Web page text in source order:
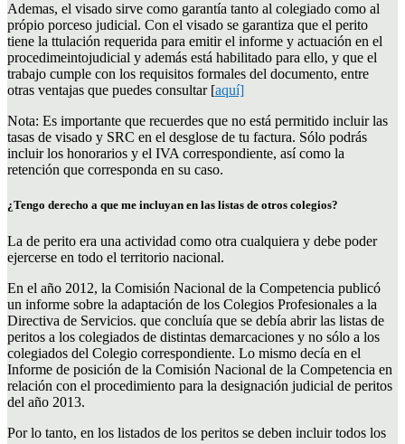
Ademas, el visado sirve como garantía tanto al colegiado como al
própio porceso judicial. Con el visado se garantiza que el perito
tiene la ttulación requerida para emitir el informe y actuación en el
procedimeintojudicial y además está habilitado para ello, y que el
trabajo cumple con los requisitos formales del documento, entre
otras ventajas que puedes consultar [aquí]
Nota: Es importante que recuerdes que no está permitido incluir las
tasas de visado y SRC en el desglose de tu factura. Sólo podrás
incluir los honorarios y el IVA correspondiente, así como la
retención que corresponda en su caso.
¿Tengo derecho a que me incluyan en las listas de otros colegios?
La de perito era una actividad como otra cualquiera y debe poder
ejercerse en todo el territorio nacional.
En el año 2012, la Comisión Nacional de la Competencia publicó
un informe sobre la adaptación de los Colegios Profesionales a la
Directiva de Servicios. que concluía que se debía abrir las listas de
peritos a los colegiados de distintas demarcaciones y no sólo a los
colegiados del Colegio correspondiente. Lo mismo decía en el
Informe de posición de la Comisión Nacional de la Competencia en
relación con el procedimiento para la designación judicial de peritos
del año 2013.
Por lo tanto, en los listados de los peritos se deben incluir todos los